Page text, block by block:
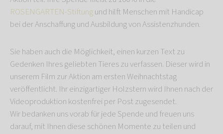
ROSENGARTEN-Stiftungund hilft Menschen mit Handicap
bei der Anschaffung und Ausbildung von Assistenzhunden.
Sie haben auch die Möglichkeit, einen kurzen Text zu
Gedenken Ihres geliebten Tieres zu verfassen. Dieser wird in
unserem Film zur Aktion am ersten Weihnachtstag
veröffentlicht. Ihr einzigartiger Holzstern wird Ihnen nach der
Videoproduktion kostenfrei per Post zugesendet.
Wir bedanken uns vorab für jede Spende und freuen uns
darauf, mit Ihnen diese schönen Momente zu teilen und